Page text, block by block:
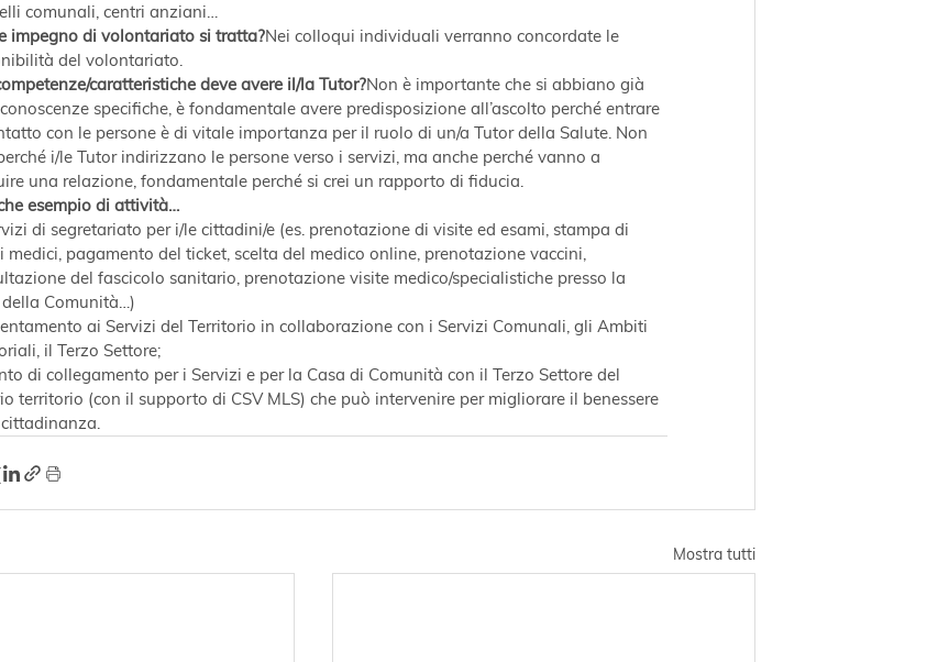
comunali, centri anziani…
impegno di volontariato si tratta?Nei colloqui individuali verranno concordate le
del volontariato.
caratteristiche deve avere il/la Tutor?Non è importante che si abbiano già
specifiche, è fondamentale avere predisposizione all’ascolto perché entrare
con le persone è di vitale importanza per il ruolo di un/a Tutor della Salute. Non
i/le Tutor indirizzano le persone verso i servizi, ma anche perché vanno a
una relazione, fondamentale perché si crei un rapporto di fiducia.
esempio di attività…
di segretariato per i/le cittadini/e (es. prenotazione di visite ed esami, stampa di
medici, pagamento del ticket, scelta del medico online, prenotazione vaccini,
del fascicolo sanitario, prenotazione visite medico/specialistiche presso la
della Comunità…)
ai Servizi del Territorio in collaborazione con i Servizi Comunali, gli Ambiti
il Terzo Settore;
di collegamento per i Servizi e per la Casa di Comunità con il Terzo Settore del
territorio (con il supporto di CSV MLS) che può intervenire per migliorare il benessere
Mostra tutti